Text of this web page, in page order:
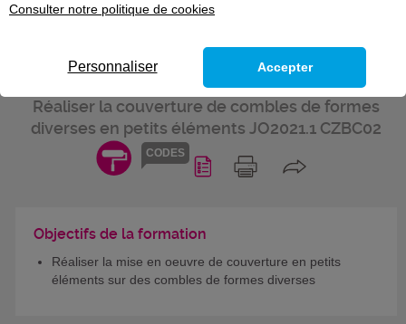
CODES
COMPÉTENCES DU TITRE
PROFESSIONNEL DE
COUVREUR-ZINGUEUR
Réaliser la couverture de combles de formes
diverses en petits éléments JO2021.1 CZBC02
Objectifs de la formation
Réaliser la mise en oeuvre de couverture en petits
éléments sur des combles de formes diverses
Consulter notre politique de cookies
Personnaliser Accepter